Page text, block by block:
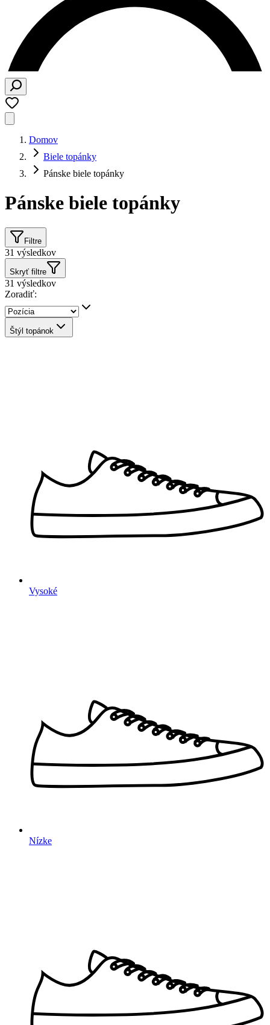
Domov
Biele topánky
Pánske biele topánky
Pánske biele topánky
Filtre
31 výsledkov
Skryť filtre
31 výsledkov
Zoradiť:
Štýl topánok
Vysoké
Nízke